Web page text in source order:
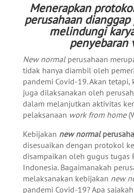
Menerapkan
perusahaan
melindungi
penyebaran
New normal perusahaan
tidak hanya diambil oleh
pandemi Covid-19. Akan
juga dilaksanakan oleh
dalam melanjutkan aktivitas
pelaksanaan work from home
Kebijakan new normal
disesuaikan dengan protokol
disampaikan oleh gugus tugas
Indonesia. Bagaimanakah
melaksanakan kebijakan new
pandemi Covid-19? Apa